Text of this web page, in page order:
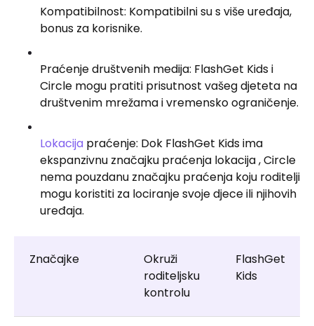
Kompatibilnost: Kompatibilni su s više uređaja,
bonus za korisnike.
Praćenje društvenih medija: FlashGet Kids i
Circle mogu pratiti prisutnost vašeg djeteta na
društvenim mrežama i vremensko ograničenje.
Lokacija praćenje: Dok FlashGet Kids ima
ekspanzivnu značajku praćenja lokacija , Circle
nema pouzdanu značajku praćenja koju roditelji
mogu koristiti za lociranje svoje djece ili njihovih
uređaja.
Značajke
Okruži
roditeljsku
kontrolu
FlashGet
Kids